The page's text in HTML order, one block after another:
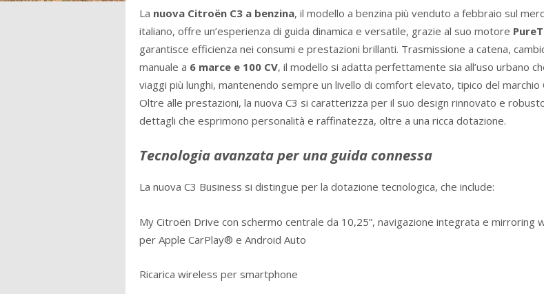
La nuova Citroën C3 a benzina, il modello a benzina più venduto a febbraio sul
italiano, offre un’esperienza di guida dinamica e versatile, grazie al suo motore
garantisce efficienza nei consumi e prestazioni brillanti. Trasmissione a catena,
manuale a 6 marce e 100 CV, il modello si adatta perfettamente sia all’uso urbano
viaggi più lunghi, mantenendo sempre un livello di comfort elevato, tipico del marchio
Oltre alle prestazioni, la nuova C3 si caratterizza per il suo design rinnovato e
dettagli che esprimono personalità e raffinatezza, oltre a una ricca dotazione.
Tecnologia avanzata per una guida connessa
La nuova C3 Business si distingue per la dotazione tecnologica, che include:
My Citroën Drive con schermo centrale da 10,25”, navigazione integrata e mirroring
per Apple CarPlay® e Android Auto
Ricarica wireless per smartphone